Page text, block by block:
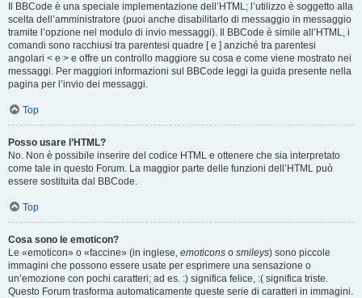
Il BBCode è una speciale implementazione dell’HTML; l’utilizzo è soggetto alla
scelta dell’amministratore (puoi anche disabilitarlo di messaggio in messaggio
tramite l’opzione nel modulo di invio messaggi). Il BBCode è simile all’HTML, i
comandi sono racchiusi tra parentesi quadre [ e ] anziché tra parentesi
angolari < e > e offre un controllo maggiore su cosa e come viene mostrato nei
messaggi. Per maggiori informazioni sul BBCode leggi la guida presente nella
pagina per l’invio dei messaggi.
Top
Posso usare l’HTML?
No. Non è possibile inserire del codice HTML e ottenere che sia interpretato
come tale in questo Forum. La maggior parte delle funzioni dell’HTML può
essere sostituita dal BBCode.
Top
Cosa sono le emoticon?
Le «emoticon» o «faccine» (in inglese, emoticons o smileys) sono piccole
immagini che possono essere usate per esprimere una sensazione o
un’emozione con pochi caratteri; ad es. :) significa felice, :( significa triste.
Questo Forum trasforma automaticamente queste serie di caratteri in immagini.